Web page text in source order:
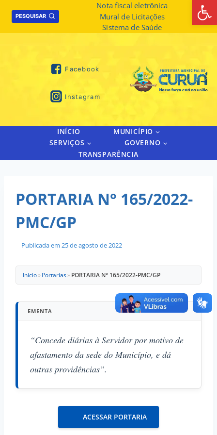
PESQUISAR
Nota fiscal eletrônica
Mural de Licitações
Sistema de Saúde
Facebook
Instagram
INÍCIO
MUNICÍPIO
SERVIÇOS
GOVERNO
TRANSPARÊNCIA
PORTARIA N° 165/2022-
PMC/GP
Publicada em 25 de agosto de 2022
Início» Portarias» PORTARIA N° 165/2022-PMC/GP
EMENTA
“Concede diárias à Servidor por motivo de
afastamento da sede do Município, e dá
outras providências”.
ACESSAR PORTARIA